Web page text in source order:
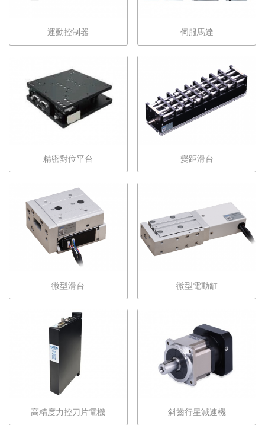
運動控制器 伺服馬達
精密對位平台 變距滑台
微型滑台 微型電動缸
高精度力控刀片電機 斜齒行星減速機